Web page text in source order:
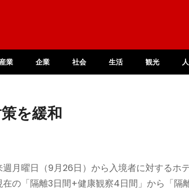
業 企業 社会 生活 観光
を緩和
月曜日（9月26日）から入境者に対するホ
の「隔離3日間+健康観察4日間」から「隔